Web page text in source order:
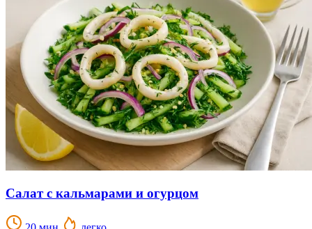
Салат с кальмарами и огурцом